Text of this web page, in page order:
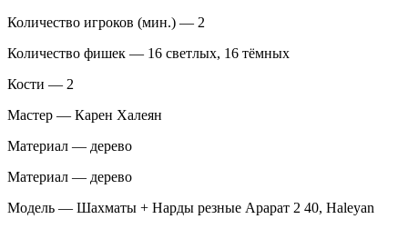
Количество игроков (мин.) — 2
Количество фишек — 16 светлых, 16 тёмных
Кости — 2
Мастер — Карен Халеян
Материал — дерево
Материал — дерево
Модель — Шахматы + Нарды резные Арарат 2 40, Haleyan